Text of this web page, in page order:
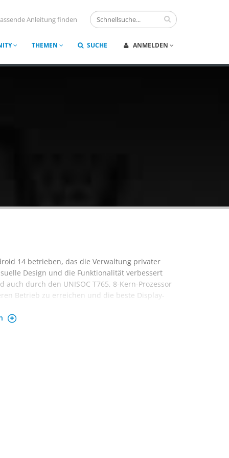
Anleitung finden
THEMEN SUCHE ANMELDEN
14 betrieben, das die Verwaltung privater
Design und die Funktionalität verbessert
durch den UNISOC T765, 8-Kern-Prozessor
Betrieb zu erreichen und die beste Display-
höchste Geschwindigkeit und Leistung.